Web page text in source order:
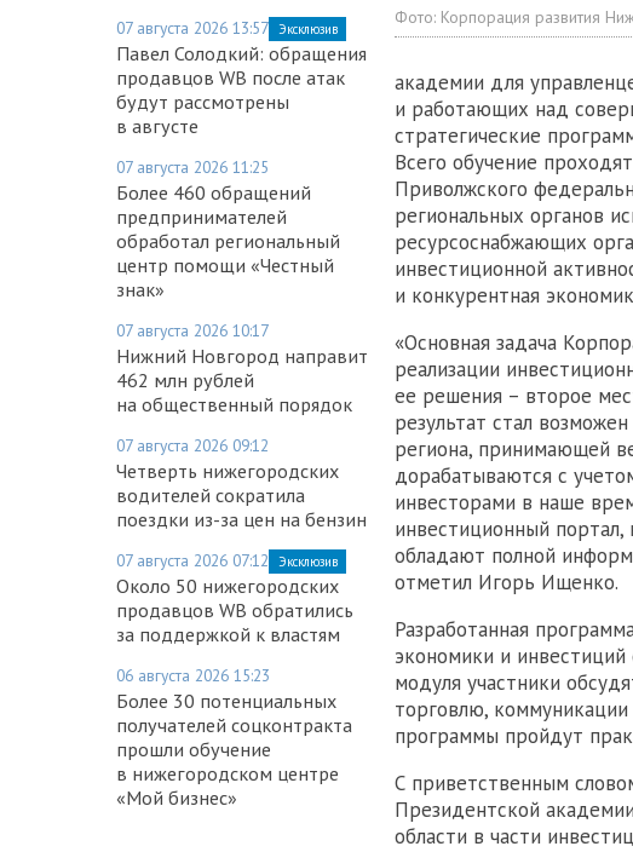
07 августа 2026 13:57 Эксклюзив
Павел Солодкий: обращения
продавцов WB после атак
будут рассмотрены
в августе
07 августа 2026 11:25
Более 460 обращений
предпринимателей
обработал региональный
центр помощи «Честный
знак»
07 августа 2026 10:17
Нижний Новгород направит
462 млн рублей
на общественный порядок
07 августа 2026 09:12
Четверть нижегородских
водителей сократила
поездки из-за цен на бензин
07 августа 2026 07:12 Эксклюзив
Около 50 нижегородских
продавцов WB обратились
за поддержкой к властям
06 августа 2026 15:23
Более 30 потенциальных
получателей соцконтракта
прошли обучение
в нижегородском центре
«Мой бизнес»
Фото: Корпорация развития
академии для
и работающих над
стратегические
Всего обучение
Приволжского
региональных органов
ресурсоснабжающих
инвестиционной
и конкурентная
«Основная задача
реализации
ее решения – второе
результат стал
региона, принимающей
дорабатываются с
инвесторами в наше
инвестиционный
обладают полной
отметил Игорь Ищенко.
Разработанная
экономики и инвестиций
модуля участники
торговлю,
программы пройдут
С приветственным
Президентской
области в части